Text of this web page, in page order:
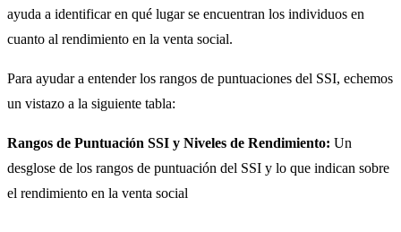
ayuda a identificar en qué lugar se encuentran los individuos en
cuanto al rendimiento en la venta social.
Para ayudar a entender los rangos de puntuaciones del SSI, echemos
un vistazo a la siguiente tabla:
Rangos de Puntuación SSI y Niveles de Rendimiento: Un
desglose de los rangos de puntuación del SSI y lo que indican sobre
el rendimiento en la venta social